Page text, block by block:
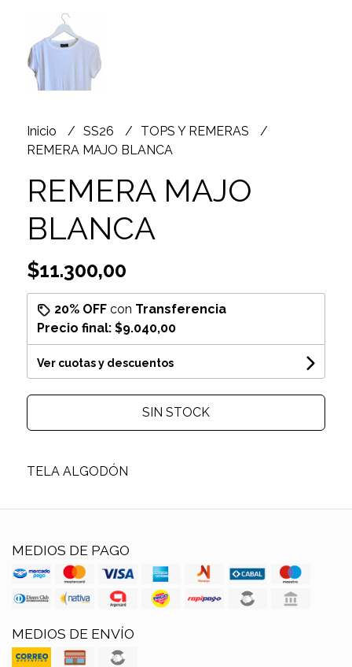
Inicio SS26
TOPS Y REMERAS
REMERA MAJO BLANCA
REMERA MAJO
BLANCA
$11.300,00
20% OFFcon Transferencia
Precio final: $9.040,00
Ver cuotas y descuentos
SIN STOCK
TELA ALGODÓN
MEDIOS DE PAGO
MEDIOS DE ENVÍO